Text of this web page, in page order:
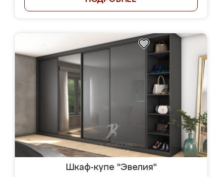
Шкаф-купе "Эвелия"